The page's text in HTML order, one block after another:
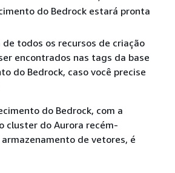
do Bedrock estará pronta
de todos os recursos de criação
encontrados nas tags da base
do Bedrock, caso você precise
do Bedrock, com a
cluster do Aurora recém-
de vetores, é